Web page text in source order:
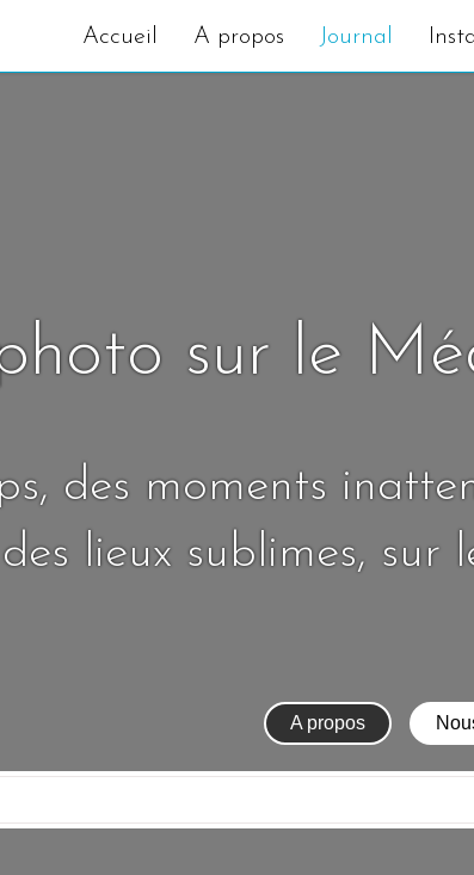
Accueil A propos Journal
sur le
des moments
lieux sublimes, sur
A propos